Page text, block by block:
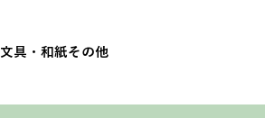
文具・和紙その他